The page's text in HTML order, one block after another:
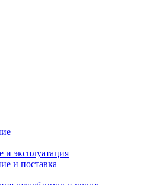
и эксплуатация
и поставка